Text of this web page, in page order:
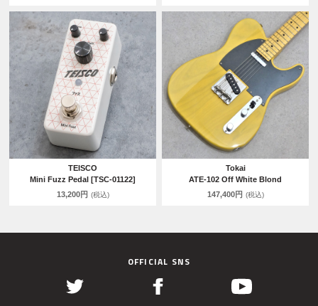
TEISCO
Mini Fuzz Pedal [TSC-01122]
13,200円 (税込)
Tokai
ATE-102 Off White Blond
147,400円 (税込)
OFFICIAL SNS